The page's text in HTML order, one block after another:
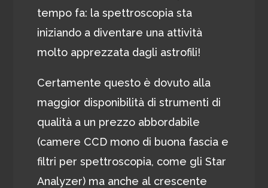
tempo fa: la spettroscopia sta
iniziando a diventare una attività
molto apprezzata dagli astrofili!
Certamente questo è dovuto alla
maggior disponibilità di strumenti di
qualità a un prezzo abbordabile
(camere CCD mono di buona fascia e
filtri per spettroscopia, come gli Star
Analyzer) ma anche al crescente